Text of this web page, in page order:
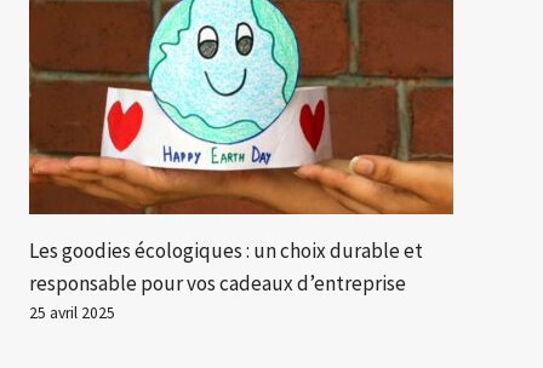
Les goodies écologiques : un choix durable et
responsable pour vos cadeaux d’entreprise
25 avril 2025